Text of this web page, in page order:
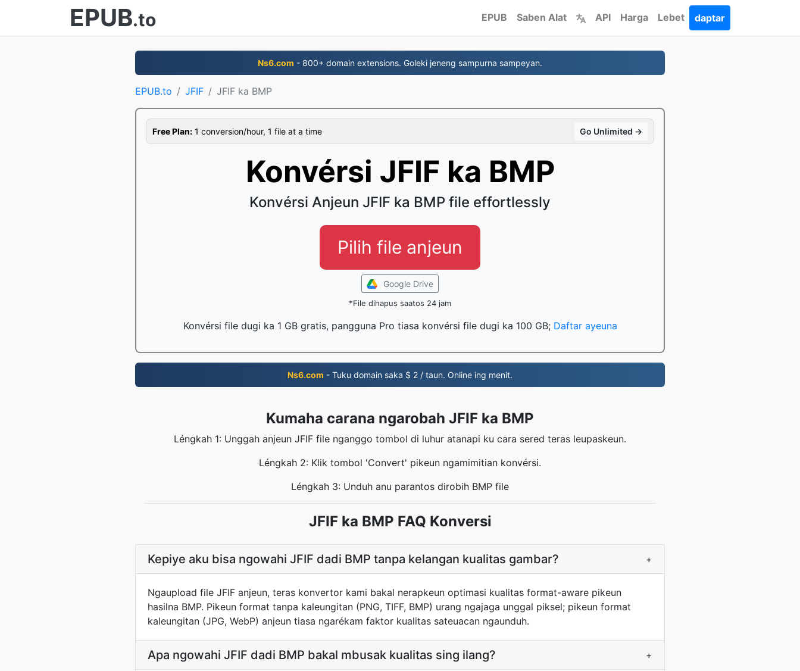
EPUB.to EPUB Saben Alat API Harga Lebet daptar
Ns6.com - 800+ domain extensions. Goleki jeneng sampurna sampeyan.
EPUB.to JFIF JFIF ka BMP
Free Plan: 1 conversion/hour, 1 file at a time Go Unlimited →
Konvérsi JFIF ka BMP
Konvérsi Anjeun JFIF ka BMP file effortlessly
Pilih file anjeun
Google Drive
*File dihapus saatos 24 jam
Konvérsi file dugi ka 1 GB gratis, pangguna Pro tiasa konvérsi file dugi ka 100 GB; Daftar ayeuna
Ns6.com - Tuku domain saka $ 2 / taun. Online ing menit.
Kumaha carana ngarobah JFIF ka BMP
Léngkah 1: Unggah anjeun JFIF file nganggo tombol di luhur atanapi ku cara sered teras leupaskeun.
Léngkah 2: Klik tombol 'Convert' pikeun ngamimitian konvérsi.
Léngkah 3: Unduh anu parantos dirobih BMP file
JFIF ka BMP FAQ Konversi
Kepiye aku bisa ngowahi JFIF dadi BMP tanpa kelangan kualitas gambar? +
Ngaupload file JFIF anjeun, teras konvertor kami bakal nerapkeun optimasi kualitas format-aware pikeun
hasilna BMP. Pikeun format tanpa kaleungitan (PNG, TIFF, BMP) urang ngajaga unggal piksel; pikeun format
kaleungitan (JPG, WebP) anjeun tiasa ngarékam faktor kualitas sateuacan ngaunduh.
Apa ngowahi JFIF dadi BMP bakal mbusak kualitas sing ilang? +